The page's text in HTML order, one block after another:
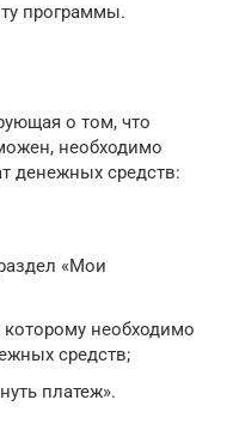
программы.
о том, что
необходимо
денежных средств:
«Мои
необходимо
средств;
платеж».